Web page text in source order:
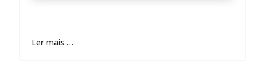
Ler mais …